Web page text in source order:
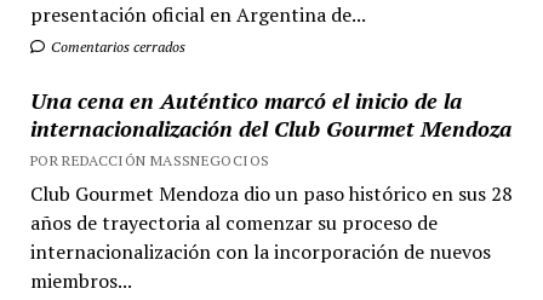
presentación oficial en Argentina de...
Comentarios cerrados
Una cena en Auténtico marcó el inicio de la
internacionalización del Club Gourmet Mendoza
POR REDACCIÓN MASSNEGOCIOS
Club Gourmet Mendoza dio un paso histórico en sus 28
años de trayectoria al comenzar su proceso de
internacionalización con la incorporación de nuevos
miembros...